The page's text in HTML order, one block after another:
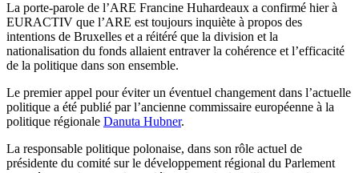
La porte-parole de l’ARE Francine Huhardeaux a confirmé hier à
EURACTIV que l’ARE est toujours inquiète à propos des
intentions de Bruxelles et a réitéré que la division et la
nationalisation du fonds allaient entraver la cohérence et l’efficacité
de la politique dans son ensemble.
Le premier appel pour éviter un éventuel changement dans l’actuelle
politique a été publié par l’ancienne commissaire européenne à la
politique régionale Danuta Hubner.
La responsable politique polonaise, dans son rôle actuel de
présidente du comité sur le développement régional du Parlement